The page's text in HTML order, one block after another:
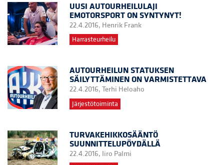
UUSI AUTOURHEILULAJI
EMOTORSPORT ON SYNTYNYT!
22.4.2016, Henrik Frank
Harrasteurheilu
AUTOURHEILUN STATUKSEN
SÄILYTTÄMINEN ON VARMISTETTAVA
22.4.2016, Terhi Heloaho
Järjestötoiminta
TURVAKEHIKKOSÄÄNTÖ
SUUNNITTELUPÖYDÄLLÄ
22.4.2016, Iiro Palmi